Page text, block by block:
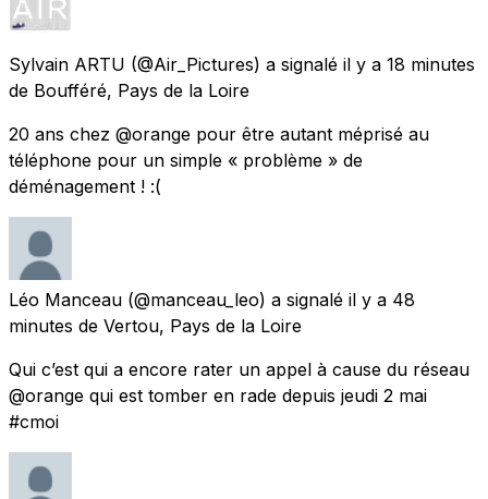
Sylvain ARTU (@Air_Pictures) a signalé il y a 18 minutes
de Boufféré, Pays de la Loire
20 ans chez @orange pour être autant méprisé au
téléphone pour un simple « problème » de
déménagement ! :(
Léo Manceau (@manceau_leo) a signalé il y a 48
minutes de Vertou, Pays de la Loire
Qui c’est qui a encore rater un appel à cause du réseau
@orange qui est tomber en rade depuis jeudi 2 mai
#cmoi